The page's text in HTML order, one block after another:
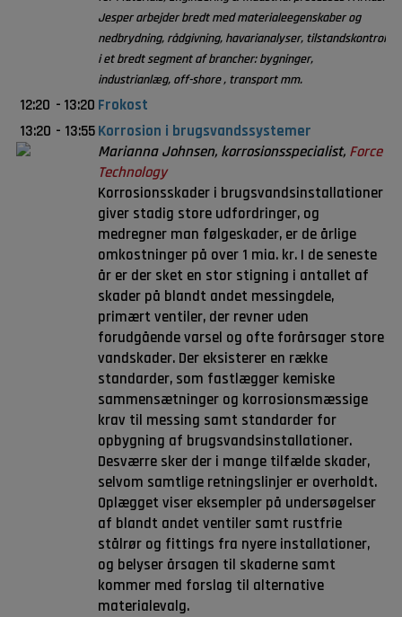
Jesper arbejder bredt med materialeegenskaber og
nedbrydning, rådgivning, havarianalyser, tilstandskontrol
i et bredt segment af brancher: bygninger,
industrianlæg, off-shore , transport mm.
12:20 - 13:20 Frokost
13:20 - 13:55Korrosion i brugsvandssystemer
Marianna Johnsen, korrosionsspecialist, Force
Technology
Korrosionsskader i brugsvandsinstallationer
giver stadig store udfordringer, og
medregner man følgeskader, er de årlige
omkostninger på over 1 mia. kr. I de seneste
år er der sket en stor stigning i antallet af
skader på blandt andet messingdele,
primært ventiler, der revner uden
forudgående varsel og ofte forårsager store
vandskader. Der eksisterer en række
standarder, som fastlægger kemiske
sammensætninger og korrosionsmæssige
krav til messing samt standarder for
opbygning af brugsvandsinstallationer.
Desværre sker der i mange tilfælde skader,
selvom samtlige retningslinjer er overholdt.
Oplægget viser eksempler på undersøgelser
af blandt andet ventiler samt rustfrie
stålrør og fittings fra nyere installationer,
og belyser årsagen til skaderne samt
kommer med forslag til alternative
materialevalg.